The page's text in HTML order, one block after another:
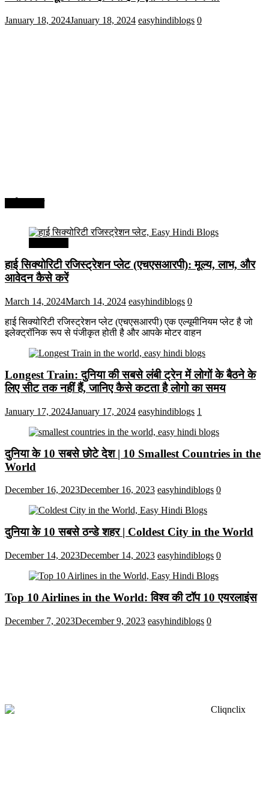
January 18, 2024January 18, 2024 easyhindiblogs 0
हाई सिक्योरिटी रजिस्ट्रेशन प्लेट (एचएसआरपी): मूल्य, लाभ, और
आवेदन कैसे करें
March 14, 2024March 14, 2024 easyhindiblogs 0
हाई सिक्योरिटी रजिस्ट्रेशन प्लेट (एचएसआरपी) एक एल्यूमीनियम प्लेट है जो
इलेक्ट्रॉनिक रूप से पंजीकृत होती है और आपके मोटर वाहन
Longest Train: दुनिया की सबसे लंबी ट्रेन में लोगों के बैठने के
लिए सीट तक ​​नहीं हैं, जानिए कैसे कटता है लोगो का समय
January 17, 2024January 17, 2024 easyhindiblogs 1
दुनिया के 10 सबसे छोटे देश | 10 Smallest Countries in the
World
December 16, 2023December 16, 2023 easyhindiblogs 0
दुनिया के 10 सबसे ठन्डे शहर | Coldest City in the World
December 14, 2023December 14, 2023 easyhindiblogs 0
Top 10 Airlines in the World: विश्व की टॉप 10 एयरलाइंस
December 7, 2023December 9, 2023 easyhindiblogs 0